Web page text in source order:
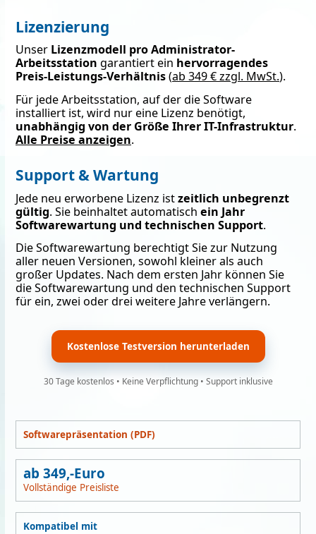
Lizenzierung
Unser Lizenzmodell pro Administrator-
Arbeitsstation garantiert ein hervorragendes
Preis-Leistungs-Verhältnis(ab 349 € zzgl. MwSt.).
Für jede Arbeitsstation, auf der die Software
installiert ist, wird nur eine Lizenz benötigt,
unabhängig von der Größe Ihrer IT-Infrastruktur.
Alle Preise anzeigen.
Support & Wartung
Jede neu erworbene Lizenz istzeitlich unbegrenzt
gültig. Sie beinhaltet automatisch ein Jahr
Softwarewartung und technischen Support.
Die Softwarewartung berechtigt Sie zur Nutzung
aller neuen Versionen, sowohl kleiner als auch
großer Updates. Nach dem ersten Jahr können Sie
die Softwarewartung und den technischen Support
für ein, zwei oder drei weitere Jahre verlängern.
Kostenlose Testversion herunterladen
30 Tage kostenlos • Keine Verpflichtung • Support inklusive
Softwarepräsentation (PDF)
ab 349,-Euro
Vollständige Preisliste
Kompatibel mit